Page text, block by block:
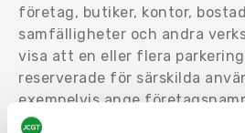
företag, butiker, kontor,
samfälligheter och andra
visa att en eller flera
reserverade för särskilda
exempelvis ange
lägenhetsnummer,